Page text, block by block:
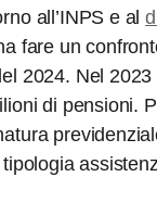
all’INPS e al
fare un
2024. Nel 2023
di pensioni.